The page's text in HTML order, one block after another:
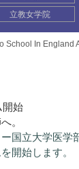
立教女学院
School In England
開始
。
国立大学医学
開始します。